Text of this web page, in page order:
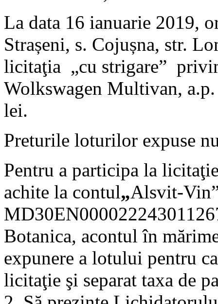
La data 16 ianuarie 2019,
Strașeni, s. Cojușna, str.
licitaţia „cu strigare”
Wolkswagen Multivan,
lei.
Preturile loturilor expuse
Pentru a participa la
achite la contul„Alsvit-
Botanica, acontul în
expunere a lotului pentru
licitaţie şi separat taxa de